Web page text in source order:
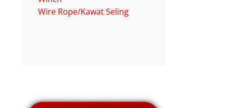
Wire Rope/Kawat Seling